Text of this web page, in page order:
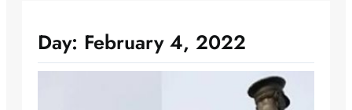
Day: February 4, 2022